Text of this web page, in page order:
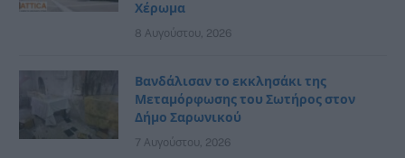
Χέρωμα
8 Αυγούστου, 2026
Βανδάλισαν το εκκλησάκι της
Μεταμόρφωσης του Σωτήρος στον
Δήμο Σαρωνικού
7 Αυγούστου, 2026